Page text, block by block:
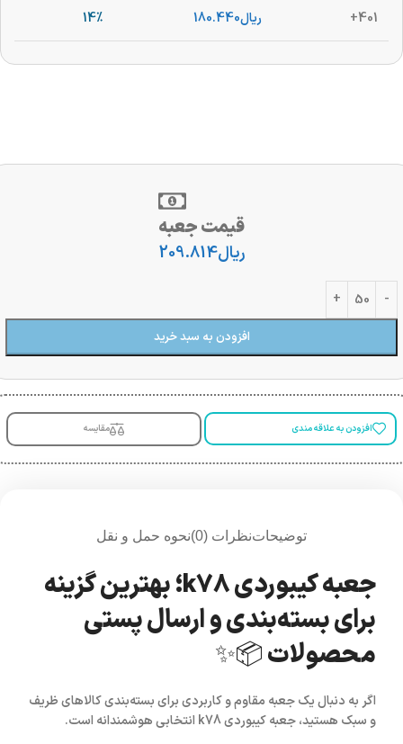
401+ ریال180.440
14%
قیمت جعبه
ریال209.814
افزودن به سبد خرید
افزودن به علاقه مندی مقایسه
توضیحاتنظرات (0) نحوه حمل و نقل
جعبه کیبوردی k78؛ بهترین گزینه
برای بسته‌بندی و ارسال پستی
محصولات 📦✨
اگر به دنبال یک جعبه مقاوم و کاربردی برای بسته‌بندی کالاهای ظریف
و سبک هستید،جعبه کیبوردی k78 انتخابی هوشمندانه است.